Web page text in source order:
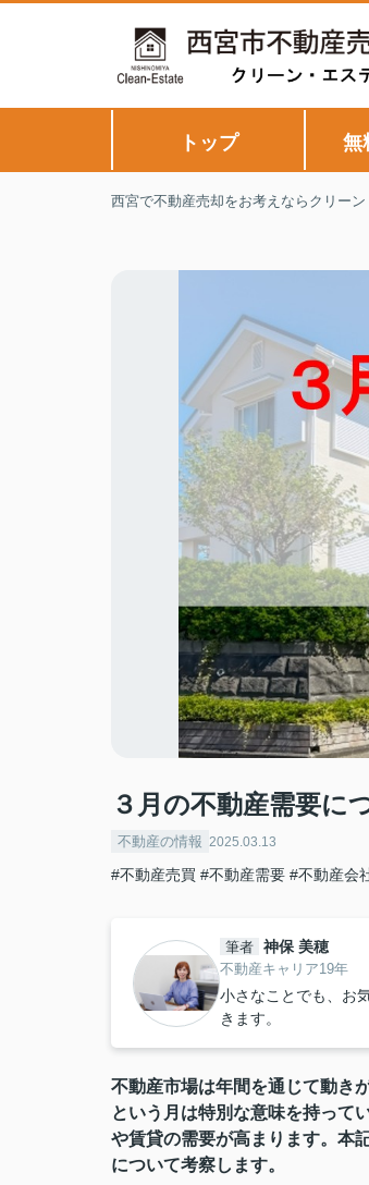
トップ 無
西宮で不動産売却をお考えならクリーン
３月の不動産需要に
不動産の情報 2025.03.13
#不動産売買 #不動産需要 #不動産会
筆者 神保 美穂
不動産キャリア19年
小さなことでも、お
きます。
不動産市場は年間を通じて動き
という月は特別な意味を持って
や賃貸の需要が高まります。本
について考察します。